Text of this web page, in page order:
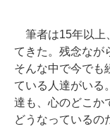
筆者は15年以上
てきた。残念なが
そんな中で今でも
ている人達がい
達も、心のどこか
どうなっているの